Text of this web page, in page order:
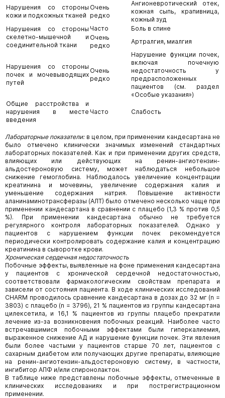
Нарушения со стороны
кожи и подкожных тканей
Очень
редко
Ангионевротический отек,
кожная сыпь, крапивница,
кожный зуд
Нарушения со стороны
скелетно-мышечной и
соединительной ткани
Часто
Боль в спине
Очень
редко
Артралгия, миалгия
Нарушения со стороны
почек и мочевыводящих
путей
Очень
редко
Нарушение функции почек,
включая почечную
недостаточность у
предрасположенных
пациентов (см. раздел
«Особые указания»)
Общие расстройства и
нарушения в месте
введения
Часто Слабость
Лабораторные показатели:в целом, при применении кандесартана не
было отмечено клинически значимых изменений стандартных
лабораторных показателей. Как и при применении других средств,
влияющих или действующих на ренин-ангиотензин-
альдостероновую систему, может наблюдаться небольшое
снижение гемоглобина. Наблюдалось увеличение концентрации
креатинина и мочевины, увеличение содержания калия и
уменьшение содержания натрия. Повышение активности
аланинаминотрансферазы (АЛТ) было отмечено несколько чаще при
применении кандесартана в сравнении с плацебо (1,3 % против 0,5
%). При применении кандесартана обычно не требуется
регулярного контроля лабораторных показателей. Однако у
пациентов с нарушением функции почек рекомендуется
периодически контролировать содержание калия и концентрацию
креатинина в сыворотке крови.
Хроническая сердечная недостаточность
Побочные эффекты, выявленные на фоне применения кандесартана
у пациентов с хронической сердечной недостаточностью,
соответствовали фармакологическим свойствам препарата и
зависели от состояния пациента. В ходе клинических исследований
CHARM проводилось сравнение кандесартана в дозах до 32 мг (n =
3803) с плацебо (n = 3796), 21 % пациентов из группы кандесартана
цилексетила, и 16,1 % пациентов из группы плацебо прекратили
лечение из-за возникновения побочных реакций. Наиболее часто
встречавшимися побочными эффектами были гиперкалиемия,
выраженное снижение АД и нарушение функции почек. Эти явления
были более частыми у пациентов старше 70 лет, пациентов с
сахарным диабетом или получающих другие препараты, влияющие
на ренин-ангиотензин-альдостероновую систему, в частности,
ингибитор АПФ и/или спиронолактон.
В таблице ниже представлены побочные эффекты, отмеченные в
клинических исследованиях и при пострегистрационном
применении.